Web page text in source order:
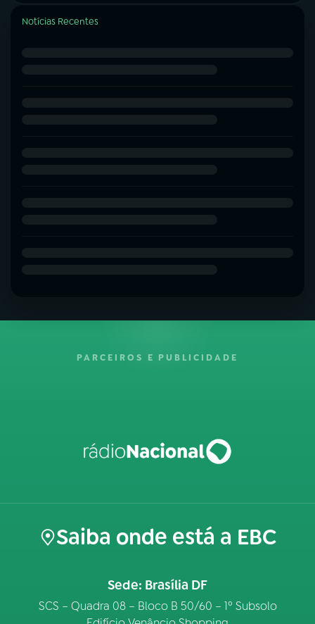
Notícias Recentes
PARCEIROS E PUBLICIDADE
Saiba onde está a EBC
Sede: Brasília DF
SCS – Quadra 08 – Bloco B 50/60 – 1º Subsolo